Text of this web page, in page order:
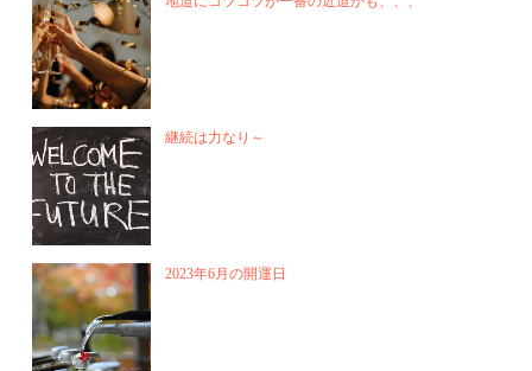
継続は力なり～
2023年6月の開運日